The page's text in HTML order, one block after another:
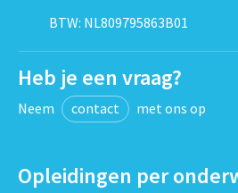
BTW: NL809795863B01
Heb je een vraag?
Neem contact met ons op
Opleidingen per